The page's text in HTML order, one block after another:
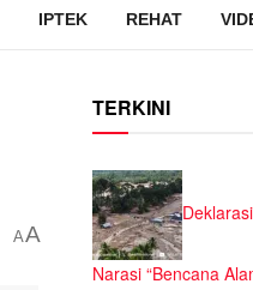
IPTEK REHAT
AA
TERKINI
Narasi “Bencana